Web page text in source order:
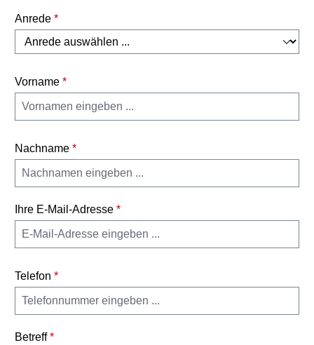
Anrede *
Vorname *
Nachname *
Ihre E-Mail-Adresse *
Telefon *
Betreff*